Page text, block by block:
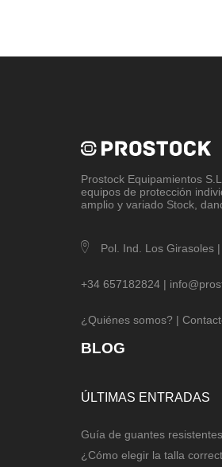
Prostock Equipamientos S.L
equipos de protección
amplio y variado Stock,
Pol. Ind. Los Girasoles
+34 657182824 |
¿Quiénes somos? |
BLOG
ÚLTIMAS ENTRADAS
Guía de guantes
¿Cómo elegir la talla